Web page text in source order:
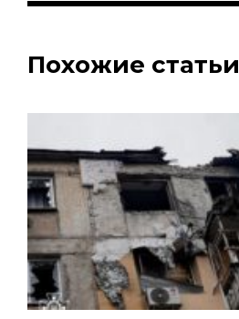
Похожие статьи